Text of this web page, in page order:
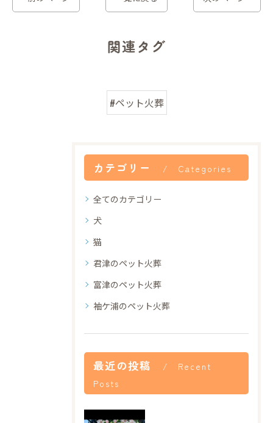
関連タグ
#ペット火葬
カテゴリー Categories
全てのカテゴリー
犬
猫
君津のペット火葬
富津のペット火葬
袖ケ浦のペット火葬
最近の投稿
Recent
Posts